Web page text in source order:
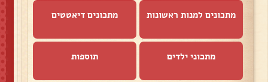
מתכונים למנות ראשונות מתכונים דיאטטים
מתכוני ילדים תוספות